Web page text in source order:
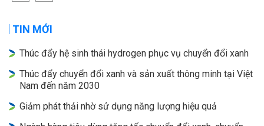
TIN MỚI
Thúc đẩy hệ sinh thái hydrogen phục vụ chuyển đổi xanh
Thúc đẩy chuyển đổi xanh và sản xuất thông minh tại Việt
Nam đến năm 2030
Giảm phát thải nhờ sử dụng năng lượng hiệu quả